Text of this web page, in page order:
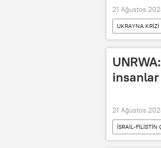
21 Ağustos
UKRAYNA KRİZİ
HIMARS
21 Ağustos
İSRAİL-FİLİSTİN
Birleşmiş